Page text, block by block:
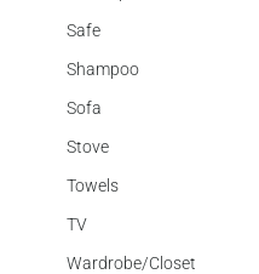
Safe
Shampoo
Sofa
Stove
Towels
TV
Wardrobe/Closet